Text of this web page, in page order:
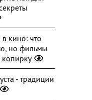
кино: что
но фильмы
- традиции